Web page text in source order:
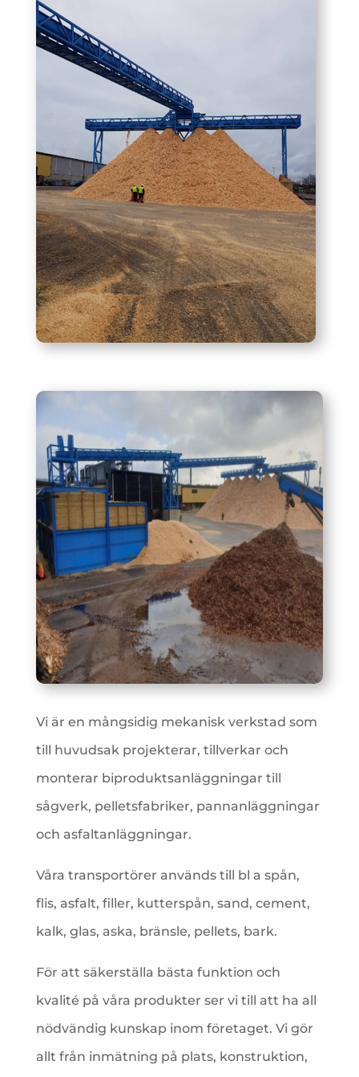
Vi är en mångsidig mekanisk verkstad som
till huvudsak projekterar, tillverkar och
monterar biproduktsanläggningar till
sågverk, pelletsfabriker, pannanläggningar
och asfaltanläggningar.
Våra transportörer används till bl a spån,
flis, asfalt, filler, kutterspån, sand, cement,
kalk, glas, aska, bränsle, pellets, bark.
För att säkerställa bästa funktion och
kvalité på våra produkter ser vi till att ha all
nödvändig kunskap inom företaget. Vi gör
allt från inmätning på plats, konstruktion,